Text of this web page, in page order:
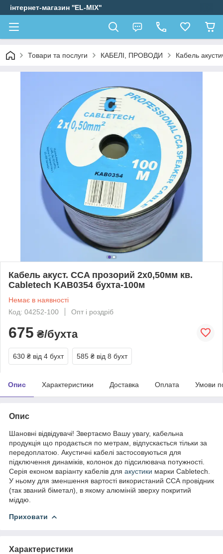
інтернет-магазин ''EL-MIX"
Товари та послуги КАБЕЛІ, ПРОВОДИ Кабель
Кабель акуст. CCA прозорий 2х0,50мм кв.
Cabletech KAB0354 бухта-100м
Немає в наявності
Код: 04252-100
Опт і роздріб
675 ₴/бухта
630 ₴ від 4 бухт 585 ₴ від 8 бухт
Опис Характеристики Доставка Оплата Умови
Опис
Шановні відвідувачі! Звертаємо Вашу увагу, кабельна
продукція що продається по метрам, відпускається тільки за
передоплатою. Акустичні кабелі застосовуються для
підключення динаміків, колонок до підсилювача потужності.
Серія економ варіанту кабелів для акустики марки Cabletech.
У ньому для зменшення вартості використаний ССА провідник
(так званий біметал), в якому алюміній зверху покритий
міддю.
Приховати
Характеристики